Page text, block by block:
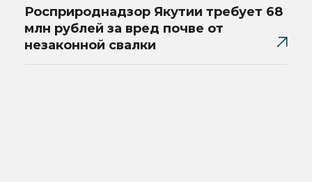
Росприроднадзор Якутии требует 68
млн рублей за вред почве от
незаконной свалки